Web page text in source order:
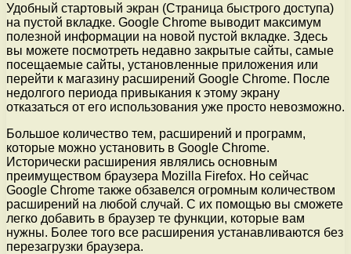
Удобный стартовый экран (Страница быстрого доступа)
на пустой вкладке. Google Chrome выводит максимум
полезной информации на новой пустой вкладке. Здесь
вы можете посмотреть недавно закрытые сайты, самые
посещаемые сайты, установленные приложения или
перейти к магазину расширений Google Chrome. После
недолгого периода привыкания к этому экрану
отказаться от его использования уже просто невозможно.
Большое количество тем, расширений и программ,
которые можно установить в Google Chrome.
Исторически расширения являлись основным
преимуществом браузера Mozilla Firefox. Но сейчас
Google Chrome также обзавелся огромным количеством
расширений на любой случай. С их помощью вы сможете
легко добавить в браузер те функции, которые вам
нужны. Более того все расширения устанавливаются без
перезагрузки браузера.